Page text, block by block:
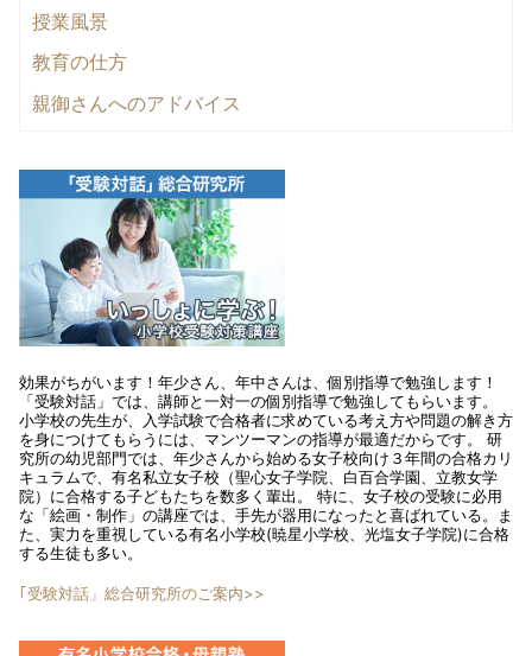
授業風景
教育の仕方
親御さんへのアドバイス
効果がちがいます！年少さん、年中さんは、個別指導で勉強します！
「受験対話」では、講師と一対一の個別指導で勉強してもらいます。
小学校の先生が、入学試験で合格者に求めている考え方や問題の解き方
を身につけてもらうには、マンツーマンの指導が最適だからです。 研
究所の幼児部門では、年少さんから始める女子校向け３年間の合格カリ
キュラムで、有名私立女子校（聖心女子学院、白百合学園、立教女学
院）に合格する子どもたちを数多く輩出。 特に、女子校の受験に必用
な「絵画・制作」の講座では、手先が器用になったと喜ばれている。ま
た、実力を重視している有名小学校(暁星小学校、光塩女子学院)に合格
する生徒も多い。
｢受験対話」総合研究所のご案内>>